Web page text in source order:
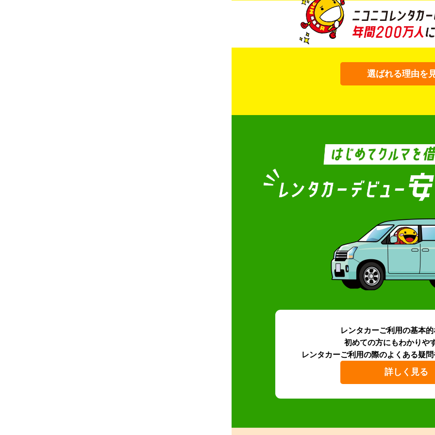
選ばれる理由を
レンタカーご利用の基本
初めての方にもわかりや
レンタカーご利用の際のよくある疑問
詳しく見る